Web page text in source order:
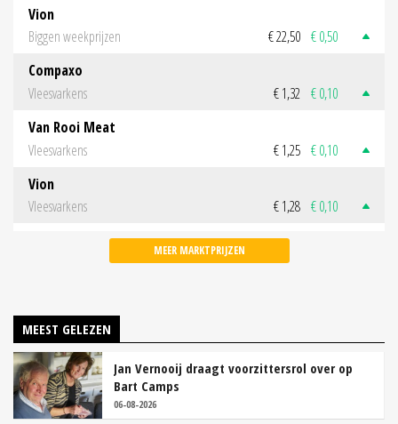
Vion
Biggen weekprijzen
€ 22,50 € 0,50
Compaxo
Vleesvarkens
€ 1,32 € 0,10
Van Rooi Meat
Vleesvarkens
€ 1,25 € 0,10
Vion
Vleesvarkens
€ 1,28 € 0,10
MEER MARKTPRIJZEN
MEEST GELEZEN
Jan Vernooij draagt voorzittersrol over op
Bart Camps
06-08-2026